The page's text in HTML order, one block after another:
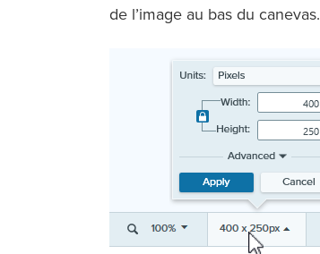
de l’image au bas du canevas.